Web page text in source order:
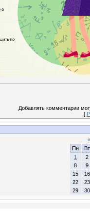
Добавлять комментарии
[
«
Пн
Вт
1
2
8
9
15
16
22
23
29
30